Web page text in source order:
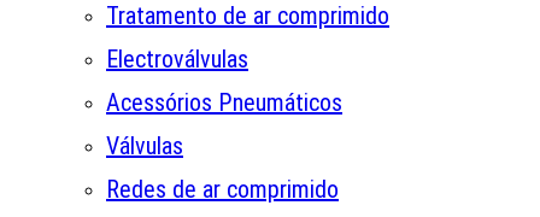
Tratamento de ar comprimido
Electroválvulas
Acessórios Pneumáticos
Válvulas
Redes de ar comprimido